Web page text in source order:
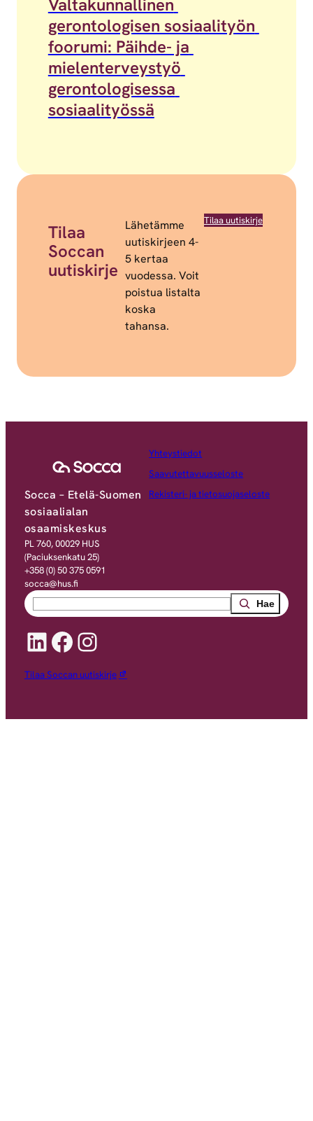
Valtakunnallinen
gerontologisen sosiaalityön
foorumi: Päihde- ja
mielenterveystyö
gerontologisessa
sosiaalityössä
Tilaa
Soccan
uutiskirje
Lähetämme
uutiskirjeen 4-
5 kertaa
vuodessa. Voit
poistua listalta
koska
tahansa.
Tilaa uutiskirje
Socca – Etelä-Suomen
sosiaalialan
osaamiskeskus
PL 760, 00029 HUS
(Paciuksenkatu 25)
+358 (0) 50 375 0591
socca@hus.fi
Yhteystiedot
Saavutettavuusseloste
Rekisteri- ja tietosuojaseloste
Search
LinkedIn
Facebook
Instagram
Tilaa Soccan uutiskirje